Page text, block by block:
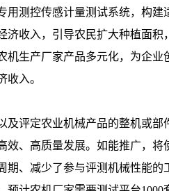
测控传感计量测试系统，构建
收入，引导农民扩大种植面积
生产厂家产品多元化，为企业
入。
评定农业机械产品的整机或部
、高质量发展。如能推广，将
、减少了参与评测机械性能的